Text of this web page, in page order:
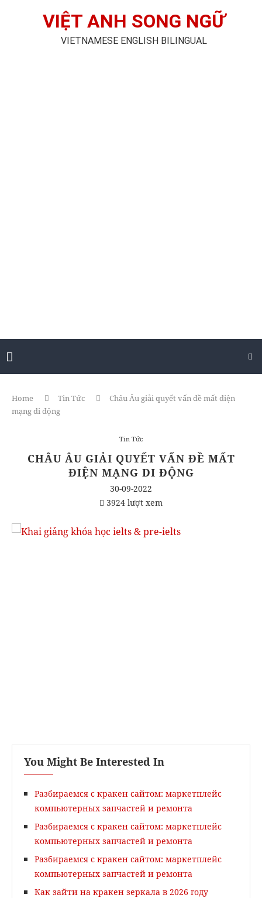
VIỆT ANH SONG NGỮ
VIETNAMESE ENGLISH BILINGUAL
Home Tin Tức
Châu Âu giải quyết vấn đề mất điện
mạng di động
Tin Tức
CHÂU ÂU GIẢI QUYẾT VẤN ĐỀ MẤT
ĐIỆN MẠNG DI ĐỘNG
30-09-2022
3924 lượt xem
You Might Be Interested In
Разбираемся с кракен сайтом: маркетплейс
компьютерных запчастей и ремонта
Разбираемся с кракен сайтом: маркетплейс
компьютерных запчастей и ремонта
Разбираемся с кракен сайтом: маркетплейс
компьютерных запчастей и ремонта
Как зайти на кракен зеркала в 2026 году